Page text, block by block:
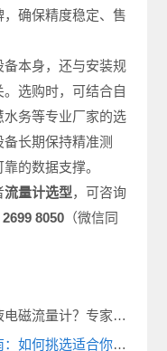
确保精度稳定、售
本身，还与安装规
选购时，可结合自
务等专业厂家的选
长期保持精准测
的数据支撑。
流量计选型，可咨询
2699 8050（微信同
计？专家指南大揭秘！
下一篇：高压液体流量计选型指南：如何挑选适合你的工业设备